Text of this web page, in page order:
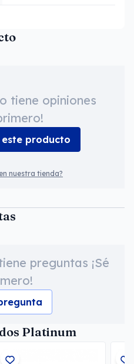
tiene opiniones
producto
nuestra tienda?
preguntas ¡Sé
Platinum